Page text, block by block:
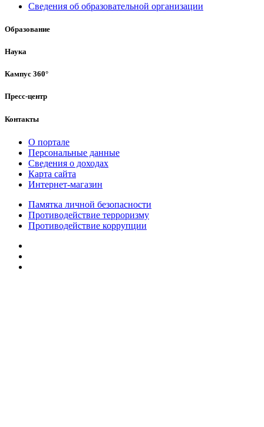
Сведения об образовательной организации
Образование
Наука
Кампус 360°
Пресс-центр
Контакты
О портале
Персональные данные
Сведения о доходах
Карта сайта
Интернет-магазин
Памятка личной безопасности
Противодействие терроризму
Противодействие коррупции